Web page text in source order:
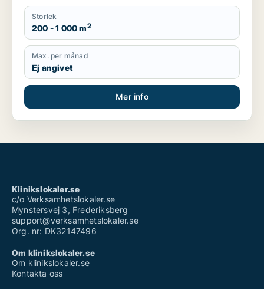
Storlek
200 - 1 000 m2
Max. per månad
Ej angivet
Mer info
Klinikslokaler.se
c/o Verksamhetslokaler.se
Mynstersvej 3, Frederiksberg
support@verksamhetslokaler.se
Org. nr: DK32147496
Om klinikslokaler.se
Om klinikslokaler.se
Kontakta oss